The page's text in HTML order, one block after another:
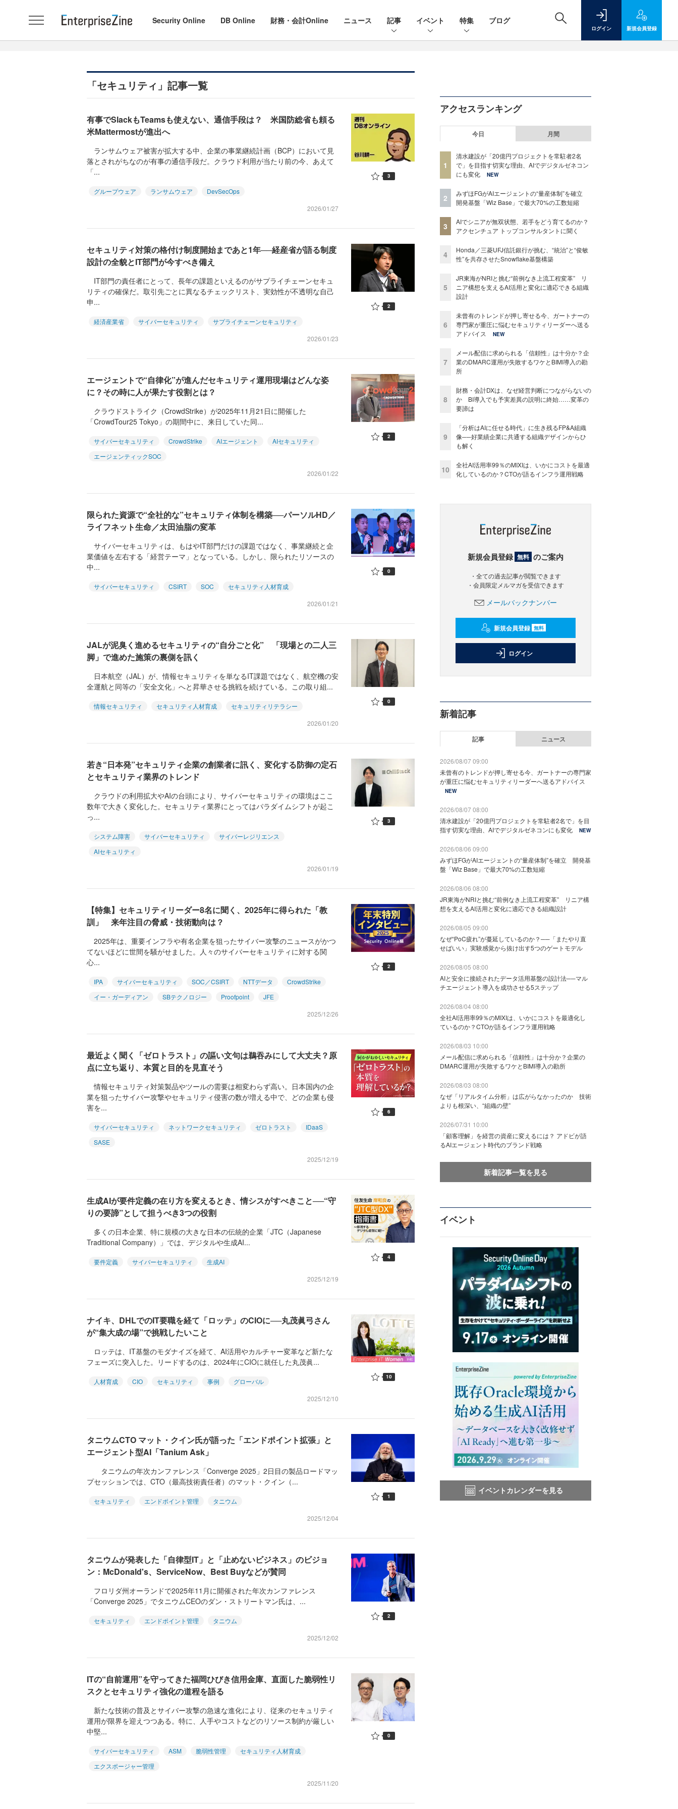
Security Online DB Online 財務・会計Online ニュース 記事 イベント 特集 ブログ
ログイン 新規会員登録
「セキュリティ」記事一覧
有事でSlackもTeamsも使えない、通信手段は？ 米国防総省も頼る
米Mattermostが進出へ
ランサムウェア被害が拡大する中、企業の事業継続計画（BCP）において見
落とされがちなのが有事の通信手段だ。クラウド利用が当たり前の今、あえて
「...
グループウェア ランサムウェア
DevSecOps
2026/01/27
3
セキュリティ対策の格付け制度開始まであと1年──経産省が語る制度
設計の全貌とIT部門が今すべき備え
IT部門の責任者にとって、長年の課題といえるのがサプライチェーンセキュ
リティの確保だ。取引先ごとに異なるチェックリスト、実効性が不透明な自己
申...
経済産業省 サイバーセキュリティ
サプライチェーンセキュリティ
2026/01/23
2
エージェントで“自律化”が進んだセキュリティ運用現場はどんな姿
に？その時に人が果たす役割とは？
クラウドストライク（CrowdStrike）が2025年11月21日に開催した
「CrowdTour25 Tokyo」の期間中に、来日していた同...
サイバーセキュリティ CrowdStrike AIエージェント
AIセキュリティ
エージェンティックSOC
2026/01/22
2
限られた資源で“全社的な”セキュリティ体制を構築──パーソルHD／
ライフネット生命／太田油脂の変革
サイバーセキュリティは、もはやIT部門だけの課題ではなく、事業継続と企
業価値を左右する「経営テーマ」となっている。しかし、限られたリソースの
中...
サイバーセキュリティ CSIRT SOC
セキュリティ人材育成
2026/01/21
0
JALが泥臭く進めるセキュリティの“自分ごと化” 「現場との二人三
脚」で進めた施策の裏側を訊く
日本航空（JAL）が、情報セキュリティを単なるIT課題ではなく、航空機の安
全運航と同等の「安全文化」へと昇華させる挑戦を続けている。この取り組...
情報セキュリティ セキュリティ人材育成
セキュリティリテラシー
2026/01/20
0
若き“日本発”セキュリティ企業の創業者に訊く、変化する防御の定石
とセキュリティ業界のトレンド
クラウドの利用拡大やAIの台頭により、サイバーセキュリティの環境はここ
数年で大きく変化した。セキュリティ業界にとってはパラダイムシフトが起こ
っ...
システム障害 サイバーセキュリティ
サイバーレジリエンス
AIセキュリティ
2026/01/19
3
【特集】セキュリティリーダー8名に聞く、2025年に得られた「教
訓」 来年注目の脅威・技術動向は？
2025年は、重要インフラや有名企業を狙ったサイバー攻撃のニュースがかつ
てないほどに世間を騒がせました。人々のサイバーセキュリティに対する関
心...
IPA サイバーセキュリティ SOC／CSIRT NTTデータ
CrowdStrike
イー・ガーディアン
SBテクノロジー Proofpoint
JFE
2025/12/26
2
最近よく聞く「ゼロトラスト」の謳い文句は鵜吞みにして大丈夫？原
点に立ち返り、本質と目的を見直そう
情報セキュリティ対策製品やツールの需要は相変わらず高い。日本国内の企
業を狙ったサイバー攻撃やセキュリティ侵害の数が増える中で、どの企業も侵
害を...
サイバーセキュリティ ネットワークセキュリティ ゼロトラスト
IDaaS
SASE
2025/12/19
6
生成AIが要件定義の在り方を変えるとき、情シスがすべきこと──“守
りの要諦”として担うべき3つの役割
多くの日本企業、特に規模の大きな日本の伝統的企業「JTC（Japanese
Traditional Company）」では、デジタルや生成AI...
要件定義 サイバーセキュリティ
生成AI
2025/12/19
4
ナイキ、DHLでのIT要職を経て「ロッテ」のCIOに──丸茂眞弓さん
が“集大成の場”で挑戦したいこと
ロッテは、IT基盤のモダナイズを経て、AI活用やカルチャー変革など新たな
フェーズに突入した。リードするのは、2024年にCIOに就任した丸茂眞...
人材育成 CIO セキュリティ 事例
グローバル
2025/12/10
10
タニウムCTO マット・クイン氏が語った「エンドポイント拡張」と
エージェント型AI「Tanium Ask」
タニウムの年次カンファレンス「Converge 2025」2日目の製品ロードマッ
プセッションでは、CTO（最高技術責任者）のマット・クイン（...
セキュリティ エンドポイント管理
タニウム
2025/12/04
1
タニウムが発表した「自律型IT」と「止めないビジネス」のビジョ
ン：McDonald's、ServiceNow、Best Buyなどが賛同
フロリダ州オーランドで2025年11月に開催された年次カンファレンス
「Converge 2025」でタニウムCEOのダン・ストリートマン氏は、...
セキュリティ エンドポイント管理
タニウム
2025/12/02
2
ITの“自前運用”を守ってきた福岡ひびき信用金庫、直面した脆弱性リ
スクとセキュリティ強化の道程を語る
新たな技術の普及とサイバー攻撃の急速な進化により、従来のセキュリティ
運用が限界を迎えつつある。特に、人手やコストなどのリソース制約が厳しい
中堅...
サイバーセキュリティ ASM 脆弱性管理
セキュリティ人材育成
エクスポージャー管理
2025/11/20
0
アクセスランキング
今日 月間
1
清水建設が「20億円プロジェクトを常駐者2名
で」を目指す切実な理由、AIでデジタルゼネコン
にも変化
NEW
2
みずほFGがAIエージェントの“量産体制”を確立
開発基盤「Wiz Base」で最大70%の工数短縮
3
AIでシニアが無双状態、若手をどう育てるのか？
アクセンチュア トップコンサルタントに聞く
4
Honda／三菱UFJ信託銀行が挑む、“統治”と“俊敏
性”を共存させたSnowflake基盤構築
5
JR東海がNRIと挑む“前例なき上流工程変革” リ
ニア構想を支えるAI活用と変化に適応できる組織
設計
6
未曾有のトレンドが押し寄せる今、ガートナーの
専門家が重圧に悩むセキュリティリーダーへ送る
アドバイス
NEW
7
メール配信に求められる「信頼性」は十分か？企
業のDMARC運用が失敗するワケとBIMI導入の勘
所
8
財務・会計DXは、なぜ経営判断につながらないの
か BI導入でも予実差異の説明に終始……変革の
要諦は
9
「分析はAIに任せる時代」に生き残るFP&A組織
像──好業績企業に共通する組織デザインからひ
も解く
10
全社AI活用率99％のMIXIは、いかにコストを最適
化しているのか？CTOが語るインフラ運用戦略
新規会員登録 無料 のご案内
・全ての過去記事が閲覧できます
・会員限定メルマガを受信できます
メールバックナンバー
新規会員登録 無料
ログイン
新着記事
記事 ニュース
2026/08/07 09:00
未曾有のトレンドが押し寄せる今、ガートナーの専門家
が重圧に悩むセキュリティリーダーへ送るアドバイス
NEW
2026/08/07 08:00
清水建設が「20億円プロジェクトを常駐者2名で」を目
指す切実な理由、AIでデジタルゼネコンにも変化
NEW
2026/08/06 09:00
みずほFGがAIエージェントの“量産体制”を確立 開発基
盤「Wiz Base」で最大70%の工数短縮
2026/08/06 08:00
JR東海がNRIと挑む“前例なき上流工程変革” リニア構
想を支えるAI活用と変化に適応できる組織設計
2026/08/05 09:00
なぜ“PoC疲れ”が蔓延しているのか？──「またやり直
せばいい」実験感覚から抜け出す5つのゲートモデル
2026/08/05 08:00
AIと安全に接続されたデータ活用基盤の設計法──マル
チエージェント導入を成功させる5ステップ
2026/08/04 08:00
全社AI活用率99％のMIXIは、いかにコストを最適化し
ているのか？CTOが語るインフラ運用戦略
2026/08/03 10:00
メール配信に求められる「信頼性」は十分か？企業の
DMARC運用が失敗するワケとBIMI導入の勘所
2026/08/03 08:00
なぜ「リアルタイム分析」は広がらなかったのか 技術
よりも根深い、“組織の壁”
2026/07/31 10:00
「顧客理解」を経営の資産に変えるには？ アドビが語
るAIエージェント時代のブランド戦略
新着記事一覧を見る
イベント
イベントカレンダーを見る